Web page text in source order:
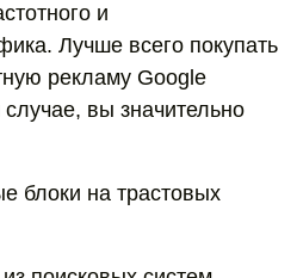
и
Лучше всего покупать
рекламу Google
вы значительно
блоки на трастовых